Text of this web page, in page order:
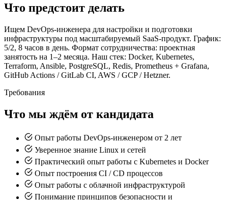
Что предстоит делать
Ищем DevOps-инженера для настройки и подготовки
инфраструктуры под масштабируемый SaaS-продукт. График:
5/2, 8 часов в день. Формат сотрудничества: проектная
занятость на 1–2 месяца. Наш стек: Docker, Kubernetes,
Terraform, Ansible, PostgreSQL, Redis, Prometheus + Grafana,
GitHub Actions / GitLab CI, AWS / GCP / Hetzner.
Требования
Что мы ждём от кандидата
Опыт работы DevOps-инженером от 2 лет
Уверенное знание Linux и сетей
Практический опыт работы с Kubernetes и Docker
Опыт построения CI / CD процессов
Опыт работы с облачной инфраструктурой
Понимание принципов безопасности и